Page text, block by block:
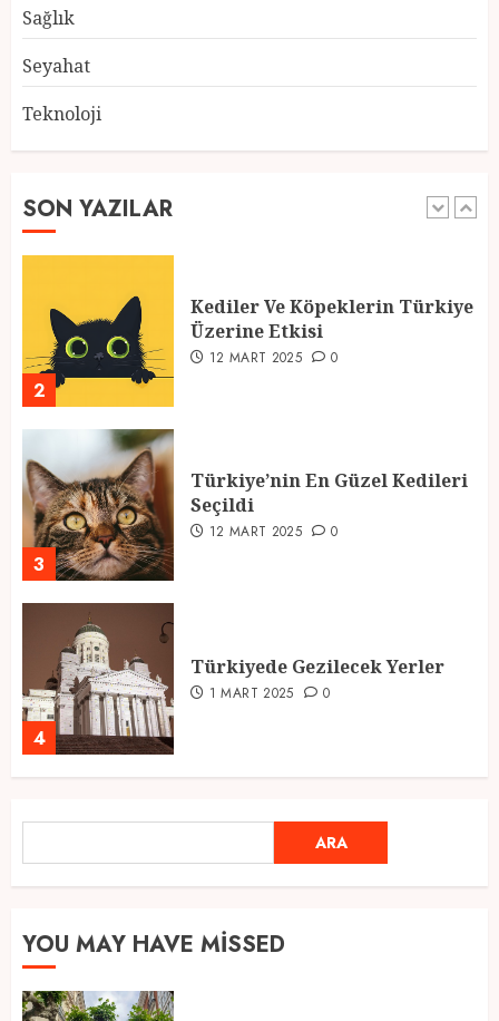
Sağlık
Seyahat
Teknoloji
SON YAZILAR
5
1
2025 En İyi Yaz Tatilleri
2
Kediler Ve Köpeklerin Türkiye
Üzerine Etkisi
12 MART 2025 0
3
Türkiye’nin En Güzel Kedileri
Seçildi
12 MART 2025 0
4
Türkiyede Gezilecek Yerler
1 MART 2025 0
Ramazan Ayı 2025: Manevi
Atmosfer ve Özel Hazırlıklar
ARA
YOU MAY HAVE MISSED